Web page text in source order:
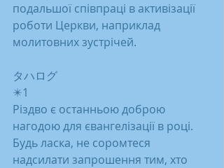
подальшої співпраці в активізації
роботи Церкви, наприклад
молитовних зустрічей.
タハログ
✴️1
Різдво є останньою доброю
нагодою для євангелізації в році.
Будь ласка, не соромтеся
надсилати запрошення тим, хто